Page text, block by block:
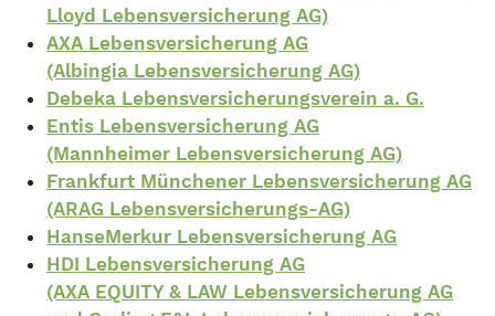
Lloyd Lebensversicherung AG)
AXA Lebensversicherung AG
(Albingia Lebensversicherung AG)
Debeka Lebensversicherungsverein a. G.
Entis Lebensversicherung AG
(Mannheimer Lebensversicherung AG)
Frankfurt Münchener Lebensversicherung AG
(ARAG Lebensversicherungs-AG)
HanseMerkur Lebensversicherung AG
HDI Lebensversicherung AG
(AXA EQUITY & LAW Lebensversicherung AG